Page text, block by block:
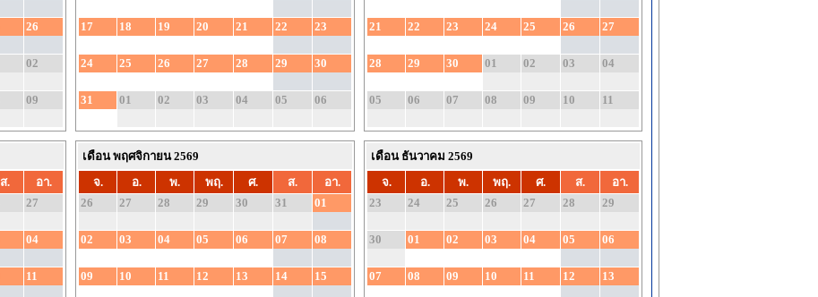
26
02
09
17 18 19 20 21 22 23
24 25 26 27 28 29 30
31 01 02 03 04 05 06
21 22 23 24 25 26 27
28 29 30 01 02 03 04
05 06 07 08 09 10 11
ส.
อา.
27
04
11
เดือน พฤศจิกายน 2569
จ.
อ. พ. พฤ. ศ. ส.
อา.
26
27 28 29 30 31 01
02 03 04 05 06 07 08
09 10 11 12 13 14 15
เดือน ธันวาคม 2569
จ.
อ. พ. พฤ. ศ. ส.
อา.
23
24 25 26 27 28 29
30 01 02 03 04 05 06
07 08 09 10 11 12 13